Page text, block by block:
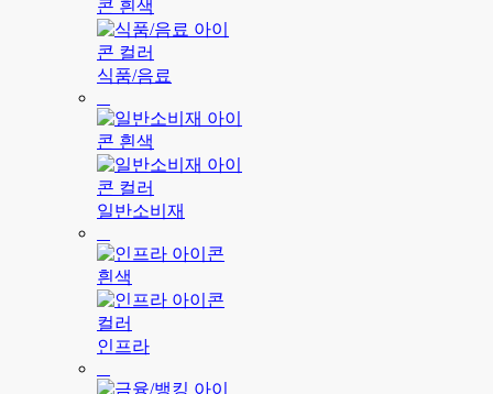
식품/음료
일반소비재
인프라